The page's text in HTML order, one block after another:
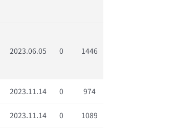
2023.06.05 0 1446
2023.11.14 0 974
2023.11.14 0 1089